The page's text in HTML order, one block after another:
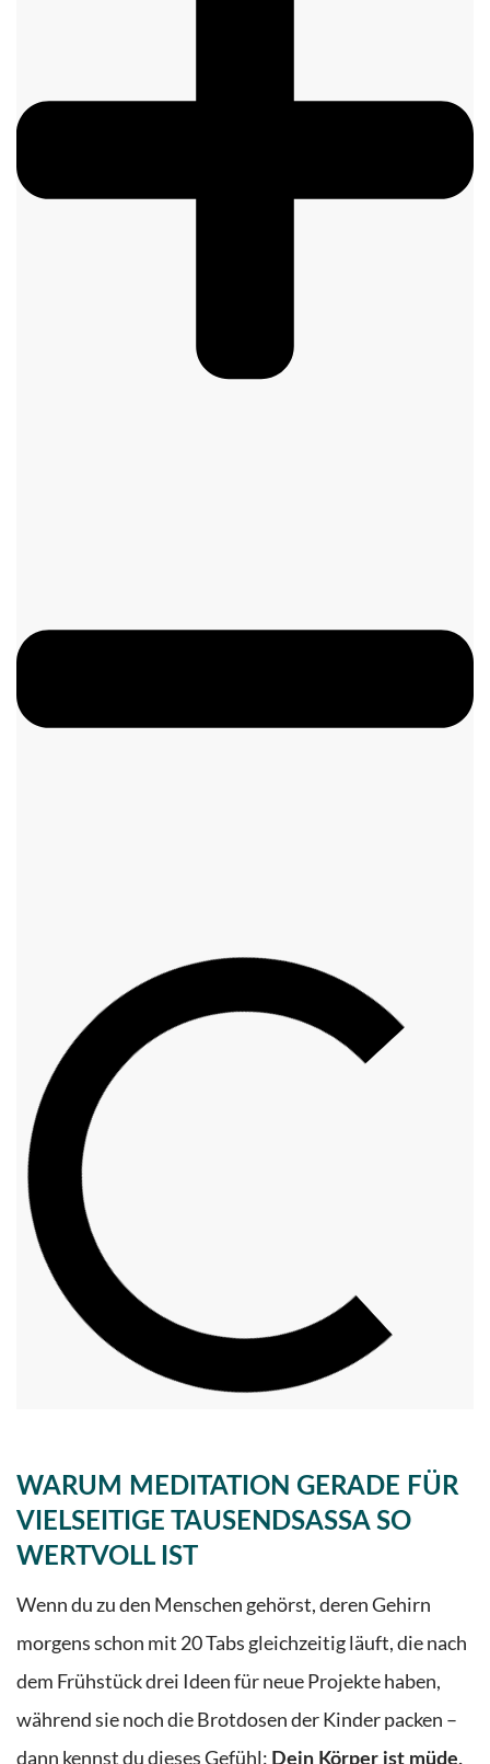
WARUM MEDITATION GERADE FÜR
VIELSEITIGE TAUSENDSASSA SO
WERTVOLL IST
Wenn du zu den Menschen gehörst, deren Gehirn
morgens schon mit 20 Tabs gleichzeitig läuft, die nach
dem Frühstück drei Ideen für neue Projekte haben,
während sie noch die Brotdosen der Kinder packen –
dann kennst du dieses Gefühl: Dein Körper ist müde,